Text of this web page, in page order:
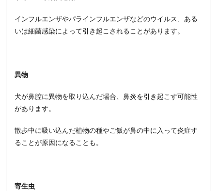
インフルエンザやパラインフルエンザなどのウイルス、ある
いは細菌感染によって引き起こされることがあります。
異物
犬が鼻腔に異物を取り込んだ場合、鼻炎を引き起こす可能性
があります。
散歩中に吸い込んだ植物の種やご飯が鼻の中に入って炎症す
ることが原因になることも。
寄生虫